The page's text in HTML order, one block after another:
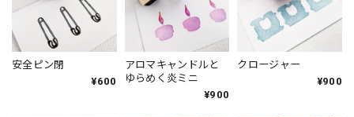
安全ピン閉
¥600
アロマキャンドルと
ゆらめく炎ミニ
¥900
クロージャー
¥900